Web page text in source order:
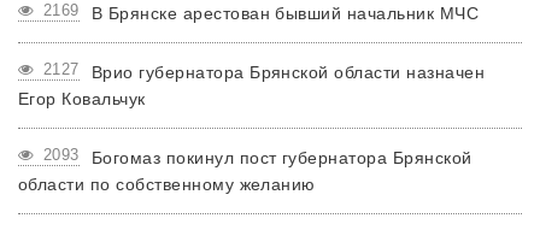
2169 В Брянске арестован бывший начальник МЧС
2127
Врио губернатора Брянской области назначен
Егор Ковальчук
2093
Богомаз покинул пост губернатора Брянской
области по собственному желанию